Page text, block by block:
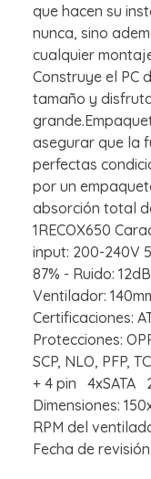
que hacen su
nunca, sino
cualquier
Construye el PC
tamaño y
asegurar que la
perfectas
por un
absorción total
1RECOX650
input: 200-240V
87% - Ruido:
Ventilador:
Certificaciones:
Protecciones:
SCP, NLO, PFP,
+ 4 pin 4xSATA
Dimensiones:
RPM del
Fecha de